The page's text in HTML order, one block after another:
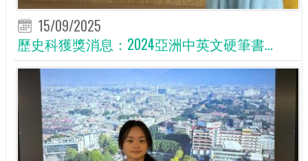
15/09/2025
歷史科獲獎消息：2024亞洲中英文硬筆書...